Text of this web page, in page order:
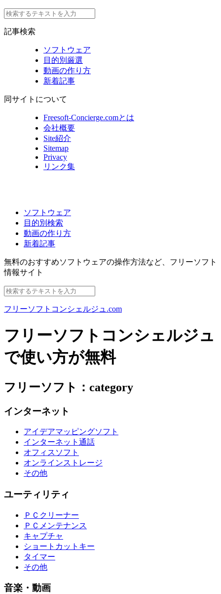
記事検索
ソフトウェア
目的別厳選
動画の作り方
新着記事
同サイトについて
Freesoft-Concierge.comとは
会社概要
Site紹介
Sitemap
Privacy
リンク集
ソフトウェア
目的別検索
動画の作り方
新着記事
無料のおすすめソフトウェアの操作方法など、 フリーソフト
情報サイト
フリーソフトコンシェルジュ.com
フリーソフトコンシェルジュ
で使い方が無料
フリーソフト：category
インターネット
アイデアマッピングソフト
インターネット通話
オフィスソフト
オンラインストレージ
その他
ユーティリティ
ＰＣクリーナー
ＰＣメンテナンス
キャプチャ
ショートカットキー
タイマー
その他
音楽・動画